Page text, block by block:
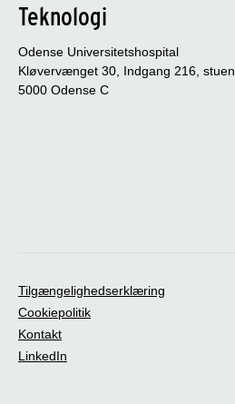
Teknologi
Odense Universitetshospital
Kløvervænget 30, Indgang 216, stuen
5000 Odense C
Tilgængelighedserklæring
Cookiepolitik
Kontakt
LinkedIn